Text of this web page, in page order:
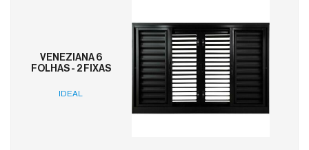
VENEZIANA 6
FOLHAS - 2 FIXAS
IDEAL